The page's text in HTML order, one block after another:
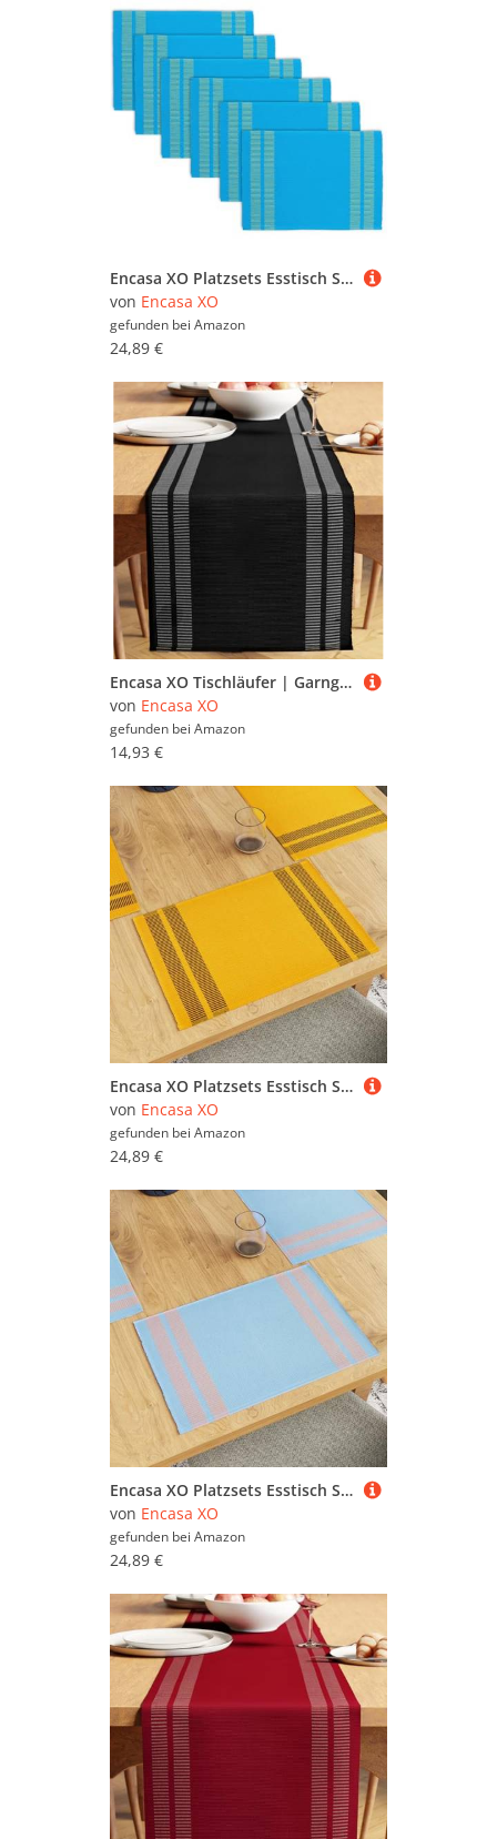
Encasa XO Platzsets Esstisch Set von 6 | Leiter Türkisblau | Fein gerippte Baumwoll-Tischunterlage | Größe 46x32 cm | Maschinenwaschbar
von Encasa XO
gefunden bei Amazon
24,89 €
Encasa XO Tischläufer | Garngefärbte Feinripp-Baumwolle | Größe 32x183 cm | Leiter schwarz | Maschinenwaschbar
von Encasa XO
gefunden bei Amazon
14,93 €
Encasa XO Platzsets Esstisch Set von 6 | Leiter gelb | Fein gerippte Baumwoll-Tischunterlage | Größe 46x32 cm | Maschinenwaschbar
von Encasa XO
gefunden bei Amazon
24,89 €
Encasa XO Platzsets Esstisch Set von 6 | Leiter blau | Fein gerippte Baumwoll-Tischunterlage | Größe 46x32 cm | Maschinenwaschbar
von Encasa XO
gefunden bei Amazon
24,89 €